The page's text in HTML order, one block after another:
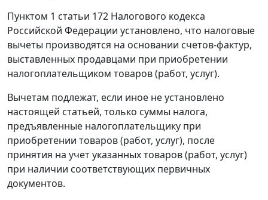
Пунктом 1 статьи 172 Налогового кодекса
Российской Федерации установлено, что налоговые
вычеты производятся на основании счетов-фактур,
выставленных продавцами при приобретении
налогоплательщиком товаров (работ, услуг).
Вычетам подлежат, если иное не установлено
настоящей статьей, только суммы налога,
предъявленные налогоплательщику при
приобретении товаров (работ, услуг), после
принятия на учет указанных товаров (работ, услуг)
при наличии соответствующих первичных
документов.